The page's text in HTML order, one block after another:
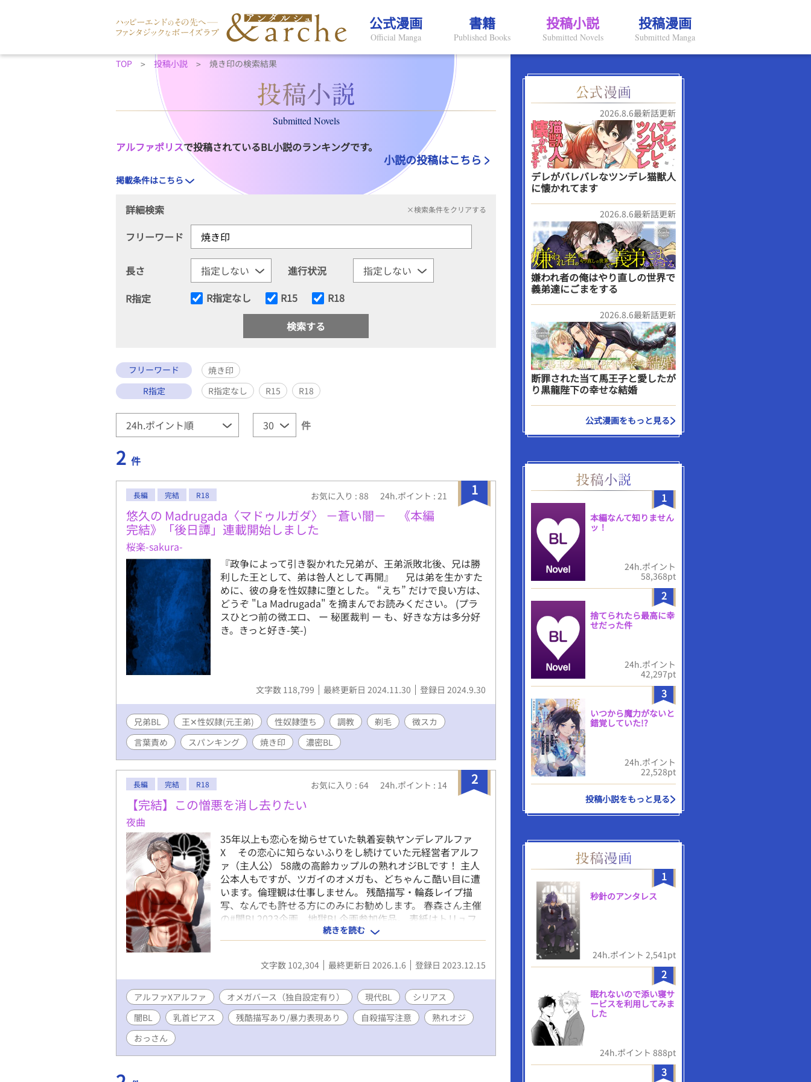
公式漫画
Official Manga
書籍
Published Books
投稿小説
Submitted Novels
投稿漫画
Submitted Manga
TOP 投稿小説 焼き印の検索結果
Submitted Novels
アルファポリスで投稿されているBL小説のランキングです。
小説の投稿はこちら
掲載条件はこちら
詳細検索 ×検索条件をクリアする
フリーワード
長さ
進行状況
R指定
R指定なし R15 R18
フリーワード
焼き印
R指定
R指定なし R15 R18
件
2 件
1
長編 完結 R18 お気に入り : 88 24h.ポイント : 21
悠久の Madrugada〈マドゥルガダ〉 －蒼い闇－ 《本編
完結》「後日譚」連載開始しました
桜楽-sakura-
『政争によって引き裂かれた兄弟が、王弟派敗北後、兄は勝
利した王として、弟は咎人として再開』 兄は弟を生かすた
めに、彼の身を性奴隷に堕とした。 “えち” だけで良い方は、
どうぞ "La Madrugada" を摘まんでお読みください。 (プラ
スひとつ前の微エロ、 ー 秘匿裁判 ー も、好きな方は多分好
き。きっと好き-笑-)
文字数 118,799 最終更新日 2024.11.30 登録日 2024.9.30
兄弟BL 王✕性奴隷(元王弟) 性奴隷堕ち 調教 剃毛
微スカ
言葉責め
スパンキング 焼き印 濃密BL
2
長編 完結 R18 お気に入り : 64 24h.ポイント : 14
【完結】この憎悪を消し去りたい
夜曲
35年以上も恋心を拗らせていた執着妄執ヤンデレアルファ
X その恋心に知らないふりをし続けていた元経営者アルフ
ァ（主人公） 58歳の高齢カップルの熟れオジBLです！ 主人
公本人もですが、ツガイのオメガも、どちゃんこ酷い目に遭
います。倫理観は仕事しません。 残酷描写・輪姦レイプ描
写、なんでも許せる方にのみにお勧めします。 春森さん主催
の#闇BL2023企画、地獄BL企画参加作品。 表紙はトリュフ
様（@trufflechocolat）に依頼して描いて頂きました。 『も
う一度君に蒼空を見せたい～奴隷オークションで高額な処女
地下オメガを買ってしまったので借金返済に追われています
～』の親世代のお話に焦点を当てたスピンオフです。 #がつ
同級生/烙印/焼き印/乳首ピアス/人身売買/アルファxベータ/
整形身代わり/電動エネマグラ/尿道ゲートキーパー/淫乱堕ち/
心が壊れる/執愛/集団レイプ/NTR/モブレ/鬼畜/自殺未遂/運
続きを読む
文字数 102,304 最終更新日 2026.1.6 登録日 2023.12.15
アルファXアルファ オメガバース（独自設定有り） 現代BL
シリアス
闇BL
乳首ピアス 残酷描写あり/暴力表現あり 自殺描写注意
熟れオジ
おっさん
2026.8.6最新話更新
デレがバレバレなツンデレ猫獣人
に懐かれてます
2026.8.6最新話更新
嫌われ者の俺はやり直しの世界で
義弟達にごまをする
2026.8.6最新話更新
断罪された当て馬王子と愛したが
り黒龍陛下の幸せな結婚
公式漫画をもっと見る
1
本編なんて知りません
ッ！
24h.ポイント
58,368pt
2
捨てられたら最高に幸
せだった件
24h.ポイント
42,297pt
3
いつから魔力がないと
錯覚していた!?
24h.ポイント
22,528pt
投稿小説をもっと見る
1
秒針のアンタレス
24h.ポイント 2,541pt
2
眠れないので添い寝サ
ービスを利用してみま
した
24h.ポイント 888pt
3